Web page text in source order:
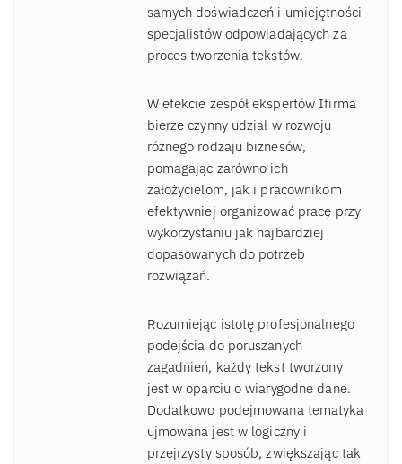
samych doświadczeń i umiejętności
specjalistów odpowiadających za
proces tworzenia tekstów.
W efekcie zespół ekspertów Ifirma
bierze czynny udział w rozwoju
różnego rodzaju biznesów,
pomagając zarówno ich
założycielom, jak i pracownikom
efektywniej organizować pracę przy
wykorzystaniu jak najbardziej
dopasowanych do potrzeb
rozwiązań.
Rozumiejąc istotę profesjonalnego
podejścia do poruszanych
zagadnień, każdy tekst tworzony
jest w oparciu o wiarygodne dane.
Dodatkowo podejmowana tematyka
ujmowana jest w logiczny i
przejrzysty sposób, zwiększając tak